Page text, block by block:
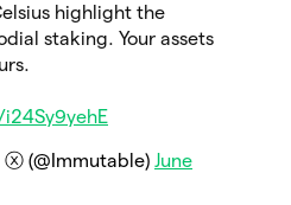
highlight the
staking. Your assets
(@Immutable) June